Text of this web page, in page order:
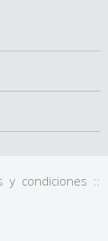
y condiciones ::